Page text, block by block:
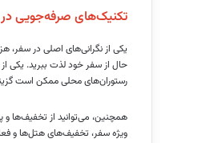
تکنیک‌های صرفه‌جویی
یکی از نگرانی‌های اصلی در سفر،
حال از سفر خود لذت ببرید. یکی
رستوران‌های محلی ممکن است
همچنین، می‌توانید از تخفیف‌ها و
ویژه سفر، تخفیف‌های هتل‌ها و